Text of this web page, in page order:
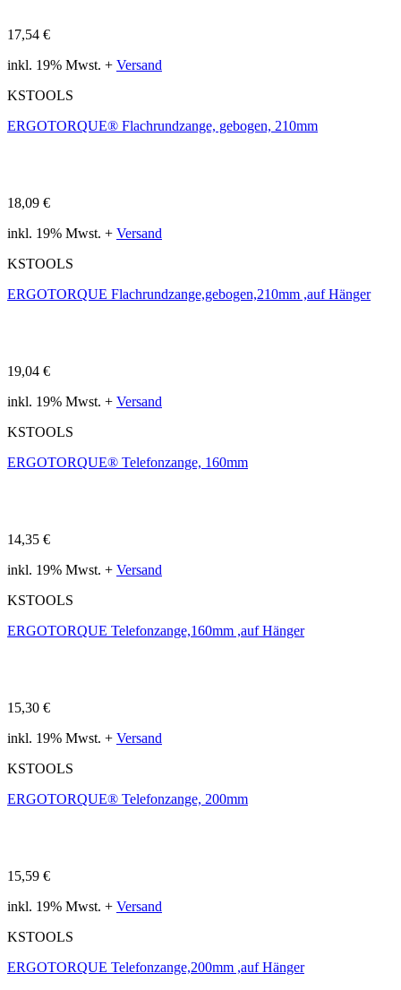
17,54 €
inkl. 19% Mwst. + Versand
KSTOOLS
ERGOTORQUE® Flachrundzange, gebogen, 210mm
18,09 €
inkl. 19% Mwst. + Versand
KSTOOLS
ERGOTORQUE Flachrundzange,gebogen,210mm ,auf Hänger
19,04 €
inkl. 19% Mwst. + Versand
KSTOOLS
ERGOTORQUE® Telefonzange, 160mm
14,35 €
inkl. 19% Mwst. + Versand
KSTOOLS
ERGOTORQUE Telefonzange,160mm ,auf Hänger
15,30 €
inkl. 19% Mwst. + Versand
KSTOOLS
ERGOTORQUE® Telefonzange, 200mm
15,59 €
inkl. 19% Mwst. + Versand
KSTOOLS
ERGOTORQUE Telefonzange,200mm ,auf Hänger